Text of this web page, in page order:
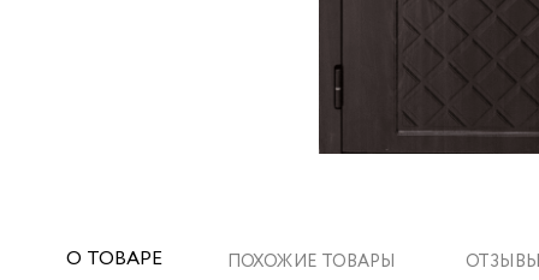
О ТОВАРЕ ПОХОЖИЕ ТОВАРЫ